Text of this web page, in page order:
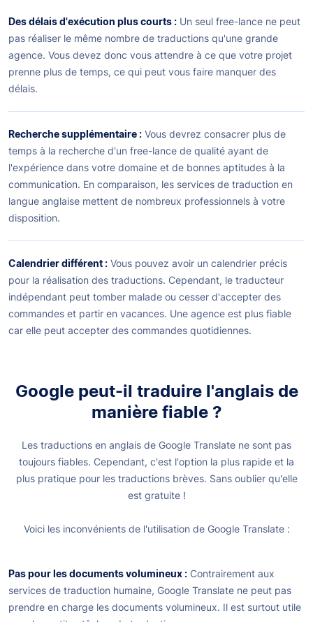
Des délais d'exécution plus courts : Un seul free-lance ne peut
pas réaliser le même nombre de traductions qu'une grande
agence. Vous devez donc vous attendre à ce que votre projet
prenne plus de temps, ce qui peut vous faire manquer des
délais.
Recherche supplémentaire : Vous devrez consacrer plus de
temps à la recherche d'un free-lance de qualité ayant de
l'expérience dans votre domaine et de bonnes aptitudes à la
communication. En comparaison, les services de traduction en
langue anglaise mettent de nombreux professionnels à votre
disposition.
Calendrier différent : Vous pouvez avoir un calendrier précis
pour la réalisation des traductions. Cependant, le traducteur
indépendant peut tomber malade ou cesser d'accepter des
commandes et partir en vacances. Une agence est plus fiable
car elle peut accepter des commandes quotidiennes.
Google peut-il traduire l'anglais de
manière fiable ?
Les traductions en anglais de Google Translate ne sont pas
toujours fiables. Cependant, c'est l'option la plus rapide et la
plus pratique pour les traductions brèves. Sans oublier qu'elle
est gratuite !
Voici les inconvénients de l'utilisation de Google Translate :
Pas pour les documents volumineux : Contrairement aux
services de traduction humaine, Google Translate ne peut pas
prendre en charge les documents volumineux. Il est surtout utile